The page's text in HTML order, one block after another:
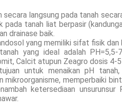
secara langsung pada tanah
pada tanah liat berpasir
drainase baik.
yang memiliki sifat fisik dan
yang ideal adalah
Calcit atupun Zeagro dosis 4-
untuk menaikan pH
mikroorganisme, memperbaiki
ketersediaan